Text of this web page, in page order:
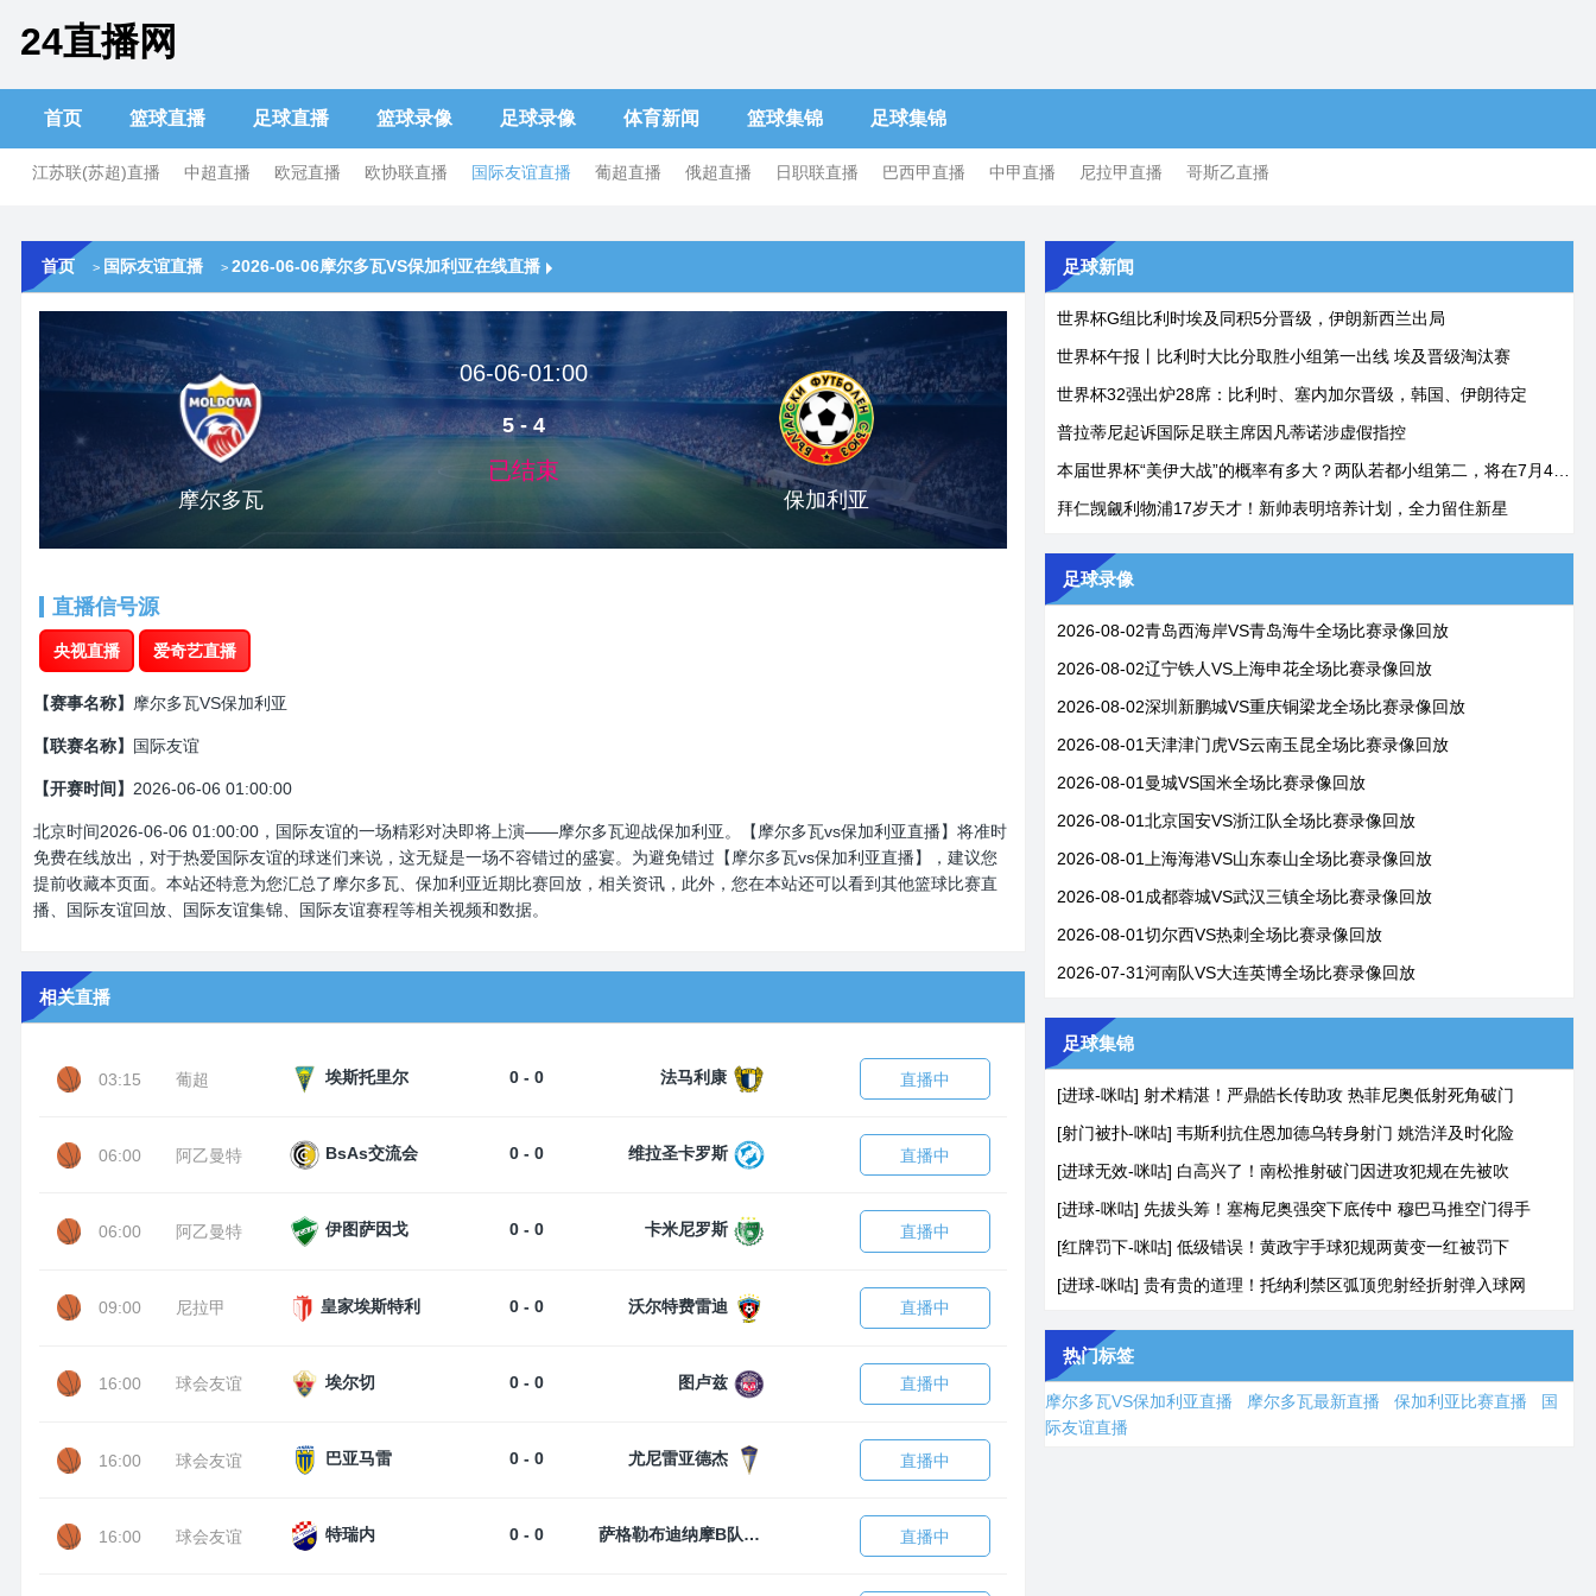
24直播网
首页 篮球直播 足球直播 篮球录像 足球录像 体育新闻 篮球集锦 足球集锦
江苏联(苏超)直播 中超直播 欧冠直播 欧协联直播 国际友谊直播 葡超直播 俄超直播 日职联直播 巴西甲直播 中甲直播 尼拉甲直播 哥斯乙直播
首页 > 国际友谊直播 > 2026-06-06摩尔多瓦VS保加利亚在线直播
摩尔多瓦
06-06-01:00
5 - 4
已结束
保加利亚
直播信号源
央视直播 爱奇艺直播
【赛事名称】 摩尔多瓦VS保加利亚
【联赛名称】 国际友谊
【开赛时间】 2026-06-06 01:00:00
北京时间2026-06-06 01:00:00，国际友谊的一场精彩对决即将上演——摩尔多瓦迎战保加利亚。【摩尔多瓦vs保加利亚直播】将准时
免费在线放出，对于热爱国际友谊的球迷们来说，这无疑是一场不容错过的盛宴。为避免错过【摩尔多瓦vs保加利亚直播】，建议您
提前收藏本页面。本站还特意为您汇总了摩尔多瓦、保加利亚近期比赛回放，相关资讯，此外，您在本站还可以看到其他篮球比赛直
播、国际友谊回放、国际友谊集锦、国际友谊赛程等相关视频和数据。
相关直播
03:15 葡超 埃斯托里尔 0 - 0 法马利康 直播中
06:00 阿乙曼特 BsAs交流会 0 - 0 维拉圣卡罗斯 直播中
06:00 阿乙曼特 伊图萨因戈 0 - 0 卡米尼罗斯 直播中
09:00 尼拉甲 皇家埃斯特利 0 - 0 沃尔特费雷迪 直播中
16:00 球会友谊 埃尔切 0 - 0 图卢兹 直播中
16:00 球会友谊 巴亚马雷 0 - 0 尤尼雷亚德杰 直播中
16:00 球会友谊 特瑞内 0 - 0 萨格勒布迪纳摩B队 直播中
足球新闻
世界杯G组比利时埃及同积5分晋级，伊朗新西兰出局
世界杯午报丨比利时大比分取胜小组第一出线 埃及晋级淘汰赛
世界杯32强出炉28席：比利时、塞内加尔晋级，韩国、伊朗待定
普拉蒂尼起诉国际足联主席因凡蒂诺涉虚假指控
拜仁觊觎利物浦17岁天才！新帅表明培养计划，全力留住新星
足球录像
2026-08-02青岛西海岸VS青岛海牛全场比赛录像回放
2026-08-02辽宁铁人VS上海申花全场比赛录像回放
2026-08-02深圳新鹏城VS重庆铜梁龙全场比赛录像回放
2026-08-01天津津门虎VS云南玉昆全场比赛录像回放
2026-08-01曼城VS国米全场比赛录像回放
2026-08-01北京国安VS浙江队全场比赛录像回放
2026-08-01上海海港VS山东泰山全场比赛录像回放
2026-08-01成都蓉城VS武汉三镇全场比赛录像回放
2026-08-01切尔西VS热刺全场比赛录像回放
2026-07-31河南队VS大连英博全场比赛录像回放
足球集锦
[进球-咪咕] 射术精湛！严鼎皓长传助攻 热菲尼奥低射死角破门
[射门被扑-咪咕] 韦斯利抗住恩加德乌转身射门 姚浩洋及时化险
[进球无效-咪咕] 白高兴了！南松推射破门因进攻犯规在先被吹
[进球-咪咕] 先拔头筹！塞梅尼奥强突下底传中 穆巴马推空门得手
[红牌罚下-咪咕] 低级错误！黄政宇手球犯规两黄变一红被罚下
[进球-咪咕] 贵有贵的道理！托纳利禁区弧顶兜射经折射弹入球网
热门标签
摩尔多瓦VS保加利亚直播 摩尔多瓦最新直播 保加利亚比赛直播
国
际友谊直播